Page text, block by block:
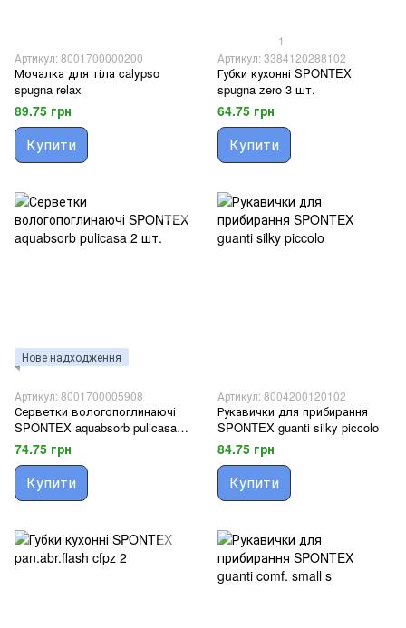
Артикул: 8001700000200
Мочалка для тіла calypso
spugna relax
89.75 грн
Купити
1
Артикул: 3384120288102
Губки кухонні SPONTEX
spugna zero 3 шт.
64.75 грн
Купити
Нове надходження
Артикул: 8001700005908
Серветки вологопоглинаючі
SPONTEX aquabsorb pulicasa 2
шт.
74.75 грн
Купити
Артикул: 8004200120102
Рукавички для прибирання
SPONTEX guanti silky piccolo
84.75 грн
Купити